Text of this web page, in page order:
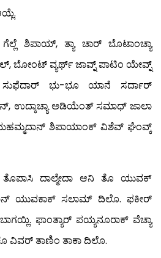
ಶಿಪಾಯ್, ತ್ಯಾ ಚಾರ್ ಬೊಟಾಂಚ್ಯಾ
ಬೋಂಟ್ ವ್ಯರ್ಥ್ ಜಾವ್ನ್ ಪಾಟಿಂ ಯೇವ್ನ್
ಸುಫೆದಾರ್ ಭು-ಭೂ ಯಾನೆ ಸರ್ದಾರ್
ಉದ್ಕಾಚ್ಯಾ ಅಡಿಯೆಂತ್ ಸಮಾಧ್ ಜಾಲಾ
ಮಹಮ್ಮದಾನ್ ಶಿಪಾಯಾಂಕ್ ವಿಶೆವ್ ಘೆಂವ್ಕ್
ದಾಲ್ಮೇದಾ ಆನಿ ತೊ ಯುವಕ್
ಯುವಕಾಕ್ ಸಲಾಮ್ ದಿಲೊ. ಫಕೀರ್
ಫಾಂತ್ಯಾರ್ ಪಯ್ಯನೂರಾಕ್ ವೆಚ್ಯಾ
ವಿವರ್ ತಾಣಿಂ ತಾಕಾ ದಿಲೊ.